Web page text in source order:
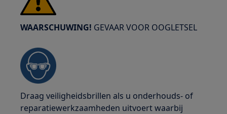
WAARSCHUWING! GEVAAR VOOR OOGLETSEL
Draag veiligheidsbrillen als u onderhouds- of
reparatiewerkzaamheden uitvoert waarbij